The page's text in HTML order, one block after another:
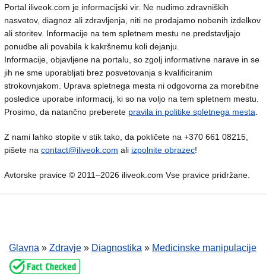
Portal iliveok.com je informacijski vir. Ne nudimo zdravniških
nasvetov, diagnoz ali zdravljenja, niti ne prodajamo nobenih izdelkov
ali storitev. Informacije na tem spletnem mestu ne predstavljajo
ponudbe ali povabila k kakršnemu koli dejanju.
Informacije, objavljene na portalu, so zgolj informativne narave in se
jih ne sme uporabljati brez posvetovanja s kvalificiranim
strokovnjakom. Uprava spletnega mesta ni odgovorna za morebitne
posledice uporabe informacij, ki so na voljo na tem spletnem mestu.
Prosimo, da natančno preberete pravila in politike spletnega mesta
Z nami lahko stopite v stik tako, da pokličete na +370 661 08215,
pišete na contact@iliveok.com ali izpolnite obrazec!
Avtorske pravice © 2011–2026 iliveok.com Vse pravice pridržane.
Glavna » Zdravje » Diagnostika » Medicinske manipulacije